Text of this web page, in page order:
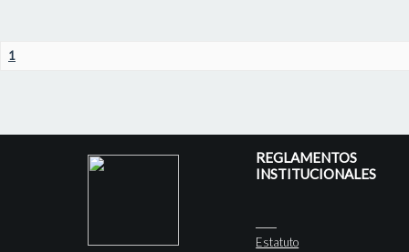
1
REGLAMENTOS
INSTITUCIONALES
Estatuto